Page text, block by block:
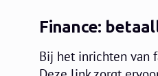
Finance:
Bij het inrichten van